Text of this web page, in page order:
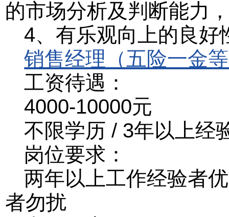
的市场分析及判断能力
4、有乐观向上的良好
销售经理（五险一金
工资待遇：
4000-10000元
不限学历 / 3年以上经
岗位要求：
两年以上工作经验者
者勿扰